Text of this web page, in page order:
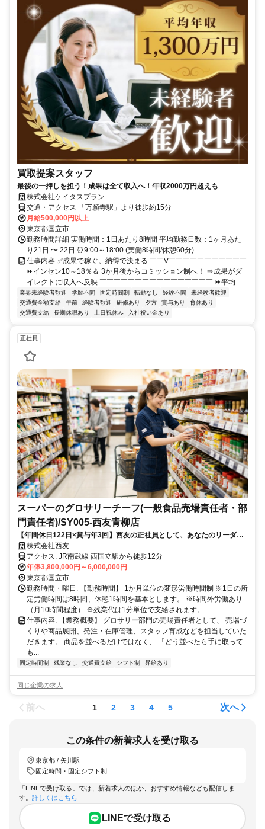
買取提案スタッフ
最後の一押しを担う！成果は全て収入へ！年収2000万円超えも
株式会社ケイタスプラン
交通・アクセス 「万願寺駅」より徒歩約15分
月給500,000円以上
東京都国立市
勤務時間詳細 実働時間：1日あたり8時間 平均勤務日数：1ヶ月あた
り21日 〜 22日 ⏰9:00～18:00 (実働8時間/休憩60分)
仕事内容 ✅成果で稼ぐ。納得で決まる ￣￣V￣￣￣￣￣￣￣￣￣￣￣
⏩インセン10～18％＆ 3か月後からコミッション制へ！ ⇒成果がダ
イレクトに収入へ反映 ￣￣￣￣￣￣￣￣￣￣￣￣￣￣￣￣ ⏩平均...
業界未経験者歓迎 学歴不問 固定時間制 転勤なし 経験不問
未経験者歓迎
交通費全額支給
午前 経験者歓迎 研修あり 夕方 賞与あり
育休あり
交通費支給
長期休暇あり 土日祝休み 入社祝い金あり
正社員
スーパーのグロサリーチーフ(一般食品売場責任者・部
門責任者)/SY005-西友青柳店
【年間休日122日×賞与年3回】西友の正社員として、あなたのリーダー
経験を活かしませんか？
株式会社西友
アクセス: JR南武線 西国立駅から徒歩12分
年俸3,800,000円～6,000,000円
東京都国立市
勤務時間・曜日: 【勤務時間】 1か月単位の変形労働時間制 ※1日の所
定労働時間は8時間、休憩1時間を基本とします。 ※時間外労働あり
（月10時間程度） ※残業代は1分単位で支給されます。
仕事内容: 【業務概要】 グロサリー部門の売場責任者として、 売場づ
くりや商品展開、発注・在庫管理、スタッフ育成などを担当していた
だきます。 商品を並べるだけではなく、 「どう並べたら手に取って
も...
固定時間制 残業なし 交通費支給 シフト制 昇給あり
同じ企業の求人
前へ 1 2 3 4 5 次へ
この条件の新着求人を受け取る
東京都 / 矢川駅
固定時間・固定シフト制
「LINEで受け取る」では、新着求人のほか、おすすめ情報なども配信しま
す。 詳しくはこちら
LINEで受け取る